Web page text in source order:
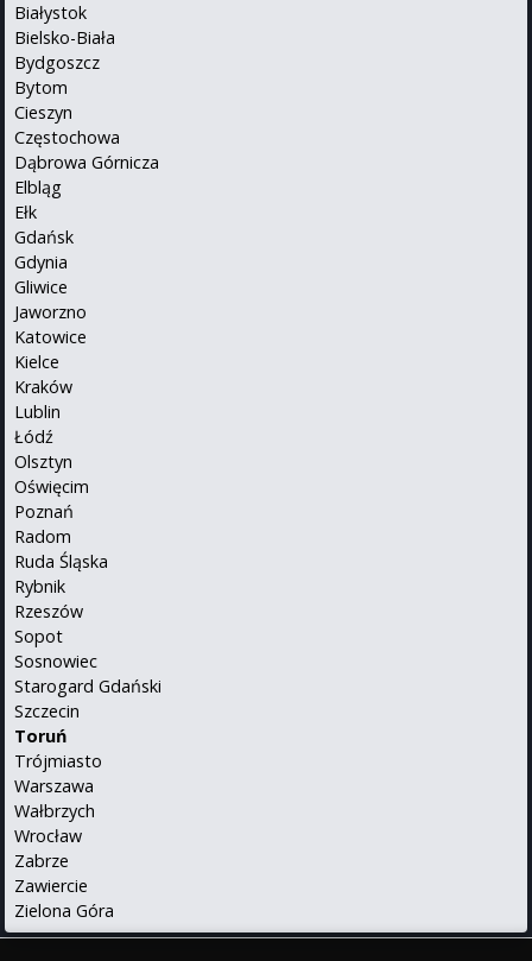
Białystok
Bielsko-Biała
Bydgoszcz
Bytom
Cieszyn
Częstochowa
Dąbrowa Górnicza
Elbląg
Ełk
Gdańsk
Gdynia
Gliwice
Jaworzno
Katowice
Kielce
Kraków
Lublin
Łódź
Olsztyn
Oświęcim
Poznań
Radom
Ruda Śląska
Rybnik
Rzeszów
Sopot
Sosnowiec
Starogard Gdański
Szczecin
Toruń
Trójmiasto
Warszawa
Wałbrzych
Wrocław
Zabrze
Zawiercie
Zielona Góra